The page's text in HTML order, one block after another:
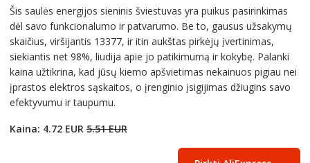
Šis saulės energijos sieninis šviestuvas yra puikus pasirinkimas
dėl savo funkcionalumo ir patvarumo. Be to, gausus užsakymų
skaičius, viršijantis 13377, ir itin aukštas pirkėjų įvertinimas,
siekiantis net 98%, liudija apie jo patikimumą ir kokybę. Palanki
kaina užtikrina, kad jūsų kiemo apšvietimas nekainuos pigiau nei
įprastos elektros sąskaitos, o įrenginio įsigijimas džiugins savo
efektyvumu ir taupumu.
Kaina: 4.72 EUR 5.51 EUR